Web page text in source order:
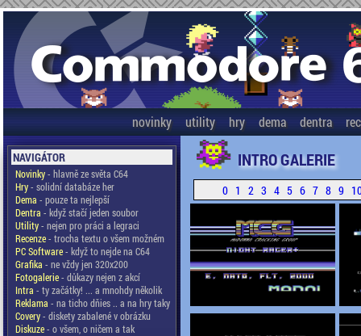
novinky utility hry dema dentra
NAVIGÁTOR
Novinky- hlavně ze světa C64
Hry- solidní databáze her
Dema - pouze ta nejlepší
Dentra - když stačí jeden soubor
Utility- nejen pro práci a legraci
Recenze- trocha textu o všem možném
PC Software- když to nejde na C64
Grafika - ne vždy jen 320x200
Fotogalerie- důkazy nejen z akcí
Intra - ty začátky! ... a mnohdy několik
Reklama - na ticho dňies .. a na hry taky
Covery- diskety zabalené v obrázku
Diskuze- o všem, o ničem a tak
INTRO GALERIE
0 1 2 3 4 5 6 7 8 9